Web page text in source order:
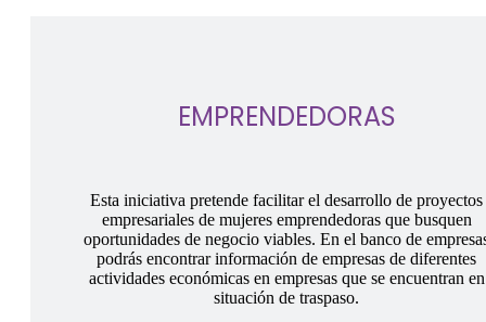
EMPRENDEDORAS
Esta iniciativa pretende facilitar el desarrollo de proyectos
empresariales de mujeres emprendedoras que busquen
oportunidades de negocio viables. En el banco de
podrás encontrar información de empresas de diferentes
actividades económicas en empresas que se encuentran en
situación de traspaso.